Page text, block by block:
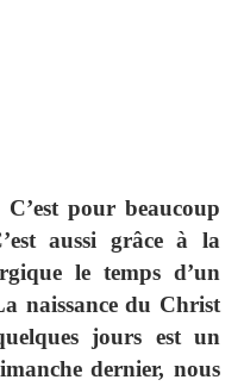
pour beaucoup
aussi grâce à la
le temps d’un
naissance du Christ
jours est un
dernier, nous